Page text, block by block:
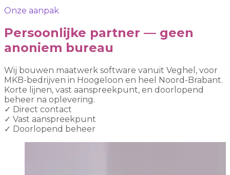
Onze aanpak
Persoonlijke partner — geen
anoniem bureau
Wij bouwen maatwerk software vanuit Veghel, voor
MKB-bedrijven in Hoogeloon en heel Noord-Brabant.
Korte lijnen, vast aanspreekpunt, en doorlopend
beheer na oplevering.
✓ Direct contact
✓ Vast aanspreekpunt
✓ Doorlopend beheer